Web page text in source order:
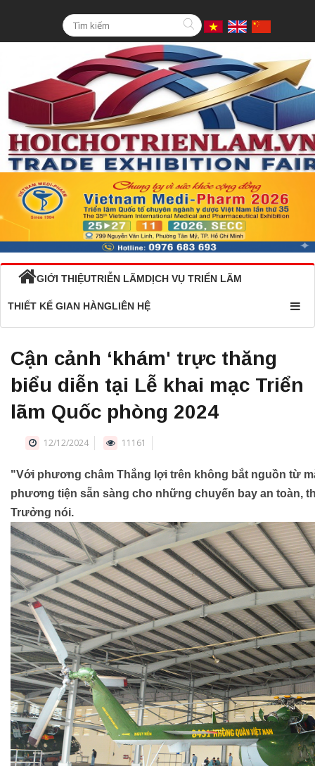
GIỚI THIỆUTRIỄN LÃMDỊCH VỤ TRIỂN LÃM
THIẾT KẾ GIAN HÀNGLIÊN HỆ
Cận cảnh ‘khám' trực thăng
biểu diễn tại Lễ khai mạc Triển
lãm Quốc phòng 2024
12/12/2024 11161
"Với phương châm Thắng lợi trên không bắt nguồn từ
phương tiện sẵn sàng cho những chuyến bay an toàn,
Trưởng nói.